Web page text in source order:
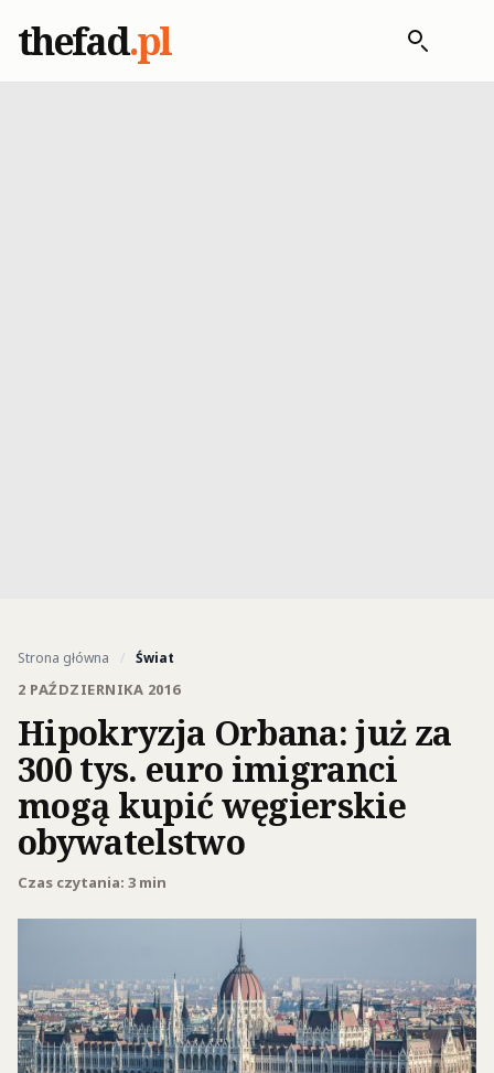
thefad.pl
Strona główna / Świat
2 PAŹDZIERNIKA 2016
Hipokryzja Orbana: już za
300 tys. euro imigranci
mogą kupić węgierskie
obywatelstwo
Czas czytania: 3 min